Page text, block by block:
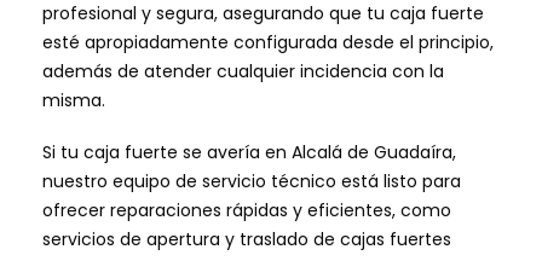
profesional y segura, asegurando que tu caja fuerte
esté apropiadamente configurada desde el principio,
además de atender cualquier incidencia con la
misma.
Si tu caja fuerte se avería en Alcalá de Guadaíra,
nuestro equipo de servicio técnico está listo para
ofrecer reparaciones rápidas y eficientes, como
servicios de apertura y traslado de cajas fuertes